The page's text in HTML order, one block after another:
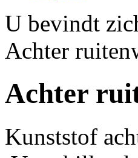
U bevindt
Achter
Achter
Kunststof